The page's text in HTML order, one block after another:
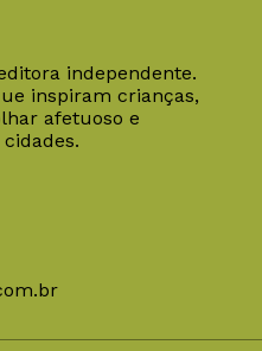
independente.
inspiram crianças,
afetuoso e